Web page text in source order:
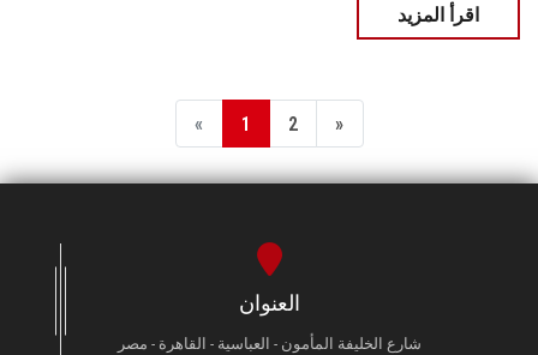
اقرأ المزيد
« 1 2 »
العنوان
شارع الخليفة المأمون - العباسية - القاهرة - مصر